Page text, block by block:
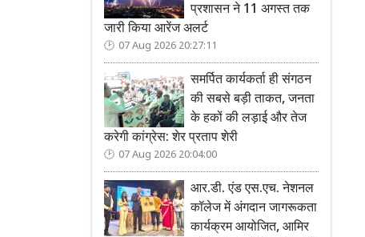
प्रशासन ने 11 अगस्त तक
जारी किया आरेंज अलर्ट
07 Aug 2026 20:27:11
समर्पित कार्यकर्ता ही संगठन
की सबसे बड़ी ताकत, जनता
के हकों की लड़ाई और तेज
करेगी कांग्रेस: शेर प्रताप शेरी
07 Aug 2026 20:04:00
आर.डी. एंड एस.एच. नेशनल
कॉलेज में अंगदान जागरूकता
कार्यक्रम आयोजित, आमिर